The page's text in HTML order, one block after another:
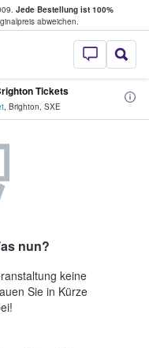
Jede Bestellung ist 100%
abweichen.
StubHub - Wo
Tickets
, Brighton, SXE
nun?
keine
Sie in Kürze